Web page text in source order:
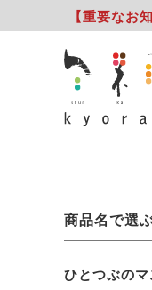
【重要なお
商品名で選
ひとつぶのマ